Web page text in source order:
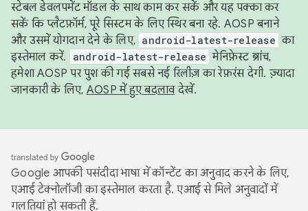
स्टेबल डेवलपमेंट मॉडल के साथ काम कर सकें और यह पक्का कर
सकें कि प्लैटफ़ॉर्म, पूरे सिस्टम के लिए स्थिर बना रहे. AOSP बनाने
और उसमें योगदान देने के लिए, android-latest-release का
इस्तेमाल करें.
android-latest-release मेनिफ़ेस्ट ब्रांच,
हमेशा AOSP पर पुश की गई सबसे नई रिलीज़ का रेफ़रंस देगी. ज़्यादा
जानकारी के लिए, AOSP में हुए बदलावदेखें.
Google आपकी पसंदीदा भाषा में कॉन्टेंट का अनुवाद करने के लिए,
एआई टेक्नोलॉजी का इस्तेमाल करता है. एआई से मिले अनुवादों में
गलतियां हो सकती हैं.